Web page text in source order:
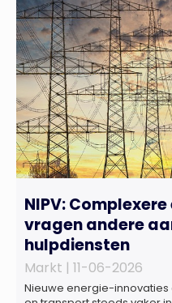
overnames verder uit.
ondernemers,
terecht voor
NIPV:
vragen andere
hulpdiensten
Markt | 11-06-2026
Nieuwe energie-